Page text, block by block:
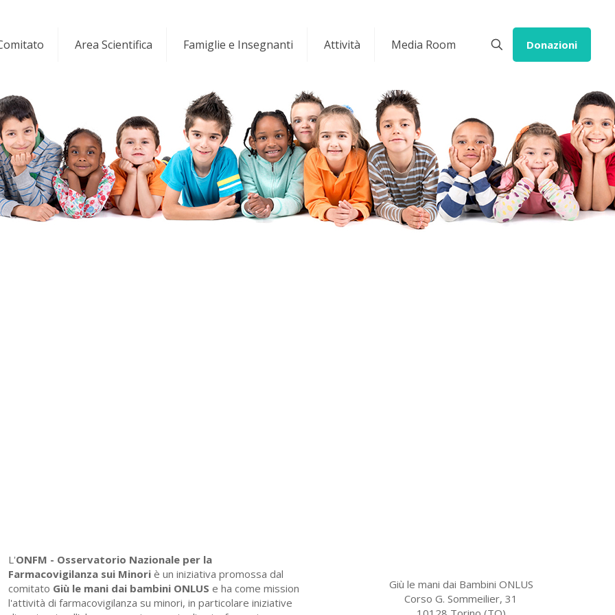
Area Scientifica Famiglie e Insegnanti Attività Media Room Donazioni
L'ONFM - Osservatorio Nazionale per la
Farmacovigilanza sui Minori è un iniziativa promossa dal
comitato Giù le mani dai bambini ONLUS e ha come mission
l'attività di farmacovigilanza su minori, in particolare iniziative
Giù le mani dai Bambini ONLUS
Corso G. Sommeilier, 31